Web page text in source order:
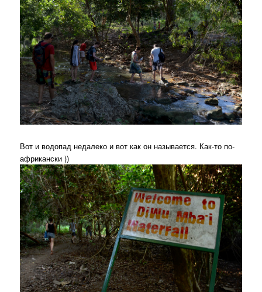
Вот и водопад недалеко и вот как он называется. Как-то по-
африкански ))